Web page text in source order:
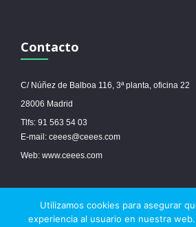
Contacto
C/ Núñez de Balboa 116, 3ª planta, oficina 22
28006 Madrid
Tlfs: 91 563 54 03
E-mail: ceees@ceees.com
Web: www.ceees.com
© 2017 Ceees - Sitio web desarrollado por
Utilizamos cookies para asegurar
experiencia al usuario en nuestra